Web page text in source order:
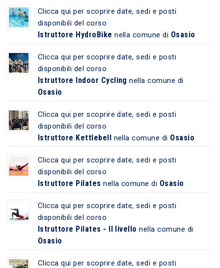
Clicca qui per scoprire date, sedi e posti
disponibili del corso
Istruttore HydroBike nella comune di Osasio
Clicca qui per scoprire date, sedi e posti
disponibili del corso
Istruttore Indoor Cycling nella comune di
Osasio
Clicca qui per scoprire date, sedi e posti
disponibili del corso
Istruttore Kettlebell nella comune di Osasio
Clicca qui per scoprire date, sedi e posti
disponibili del corso
Istruttore Pilates nella comune di Osasio
Clicca qui per scoprire date, sedi e posti
disponibili del corso
Istruttore Pilates - II livello nella comune di
Osasio
Clicca qui per scoprire date, sedi e posti